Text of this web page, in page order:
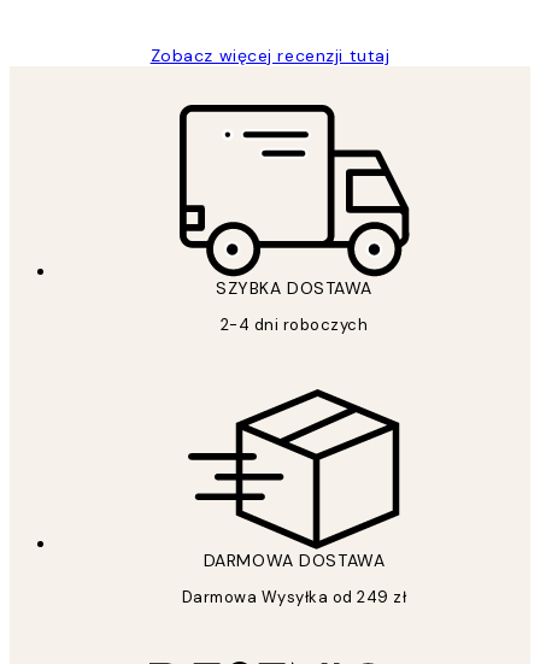
Zobacz więcej recenzji tutaj
SZYBKA DOSTAWA
2-4 dni roboczych
DARMOWA DOSTAWA
Darmowa Wysyłka od 249 zł